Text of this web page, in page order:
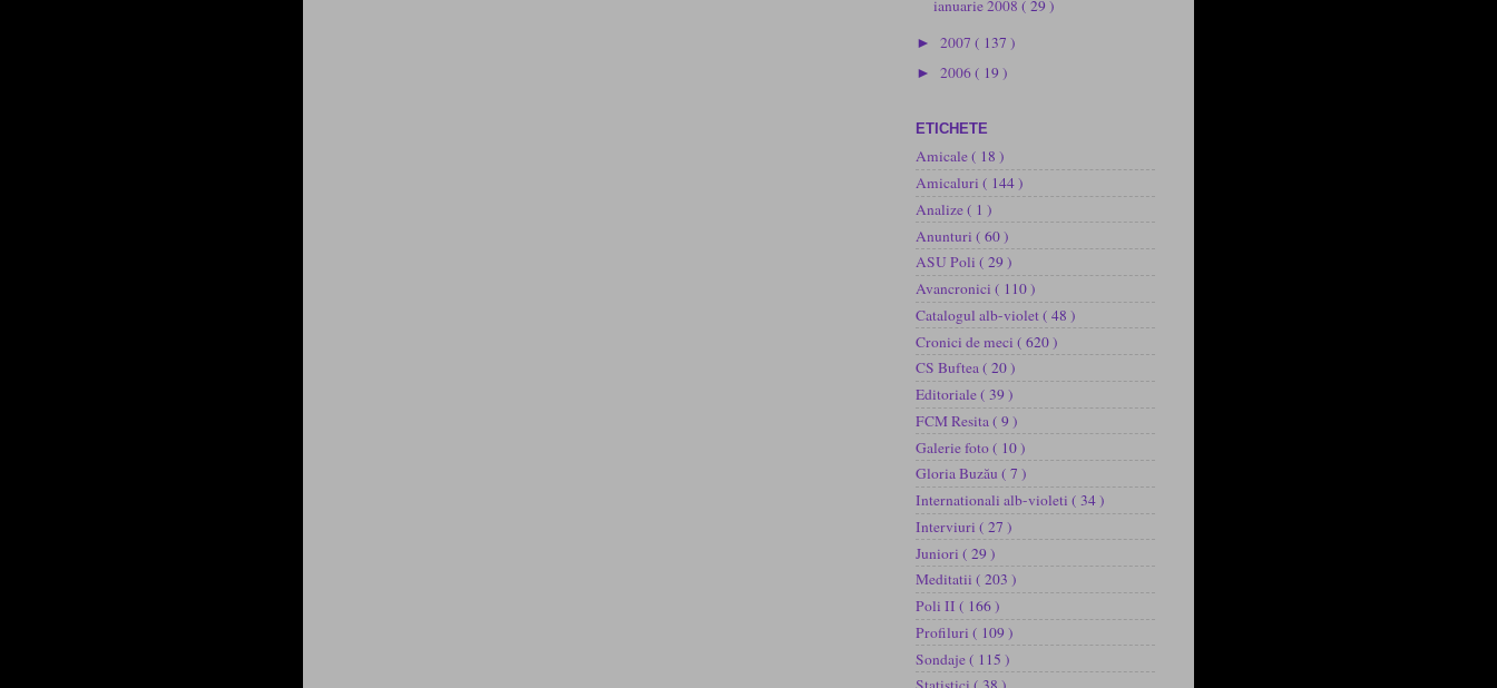
ianuarie 2008( 29 )
► 2007 ( 137 )
► 2006( 19 )
ETICHETE
Amicale( 18 )
Amicaluri ( 144 )
Analize( 1 )
Anunturi ( 60 )
ASU Poli ( 29 )
Avancronici ( 110 )
Catalogul alb-violet( 48 )
Cronici de meci ( 620 )
CS Buftea( 20 )
Editoriale( 39 )
FCM Resita( 9 )
Galerie foto( 10 )
Gloria Buzău ( 7 )
Internationali alb-violeti ( 34 )
Interviuri ( 27 )
Juniori ( 29 )
Meditatii ( 203 )
Poli II ( 166 )
Profiluri ( 109 )
Sondaje( 115 )